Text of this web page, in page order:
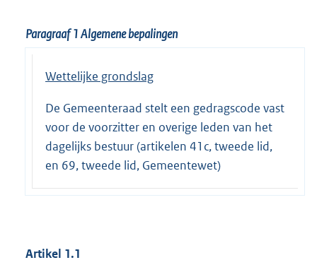
Paragraaf 1Algemene bepalingen
Wettelijke grondslag
De Gemeenteraad stelt een gedragscode vast
voor de voorzitter en overige leden van het
dagelijks bestuur (artikelen 41c, tweede lid,
en 69, tweede lid, Gemeentewet)
Artikel 1.1